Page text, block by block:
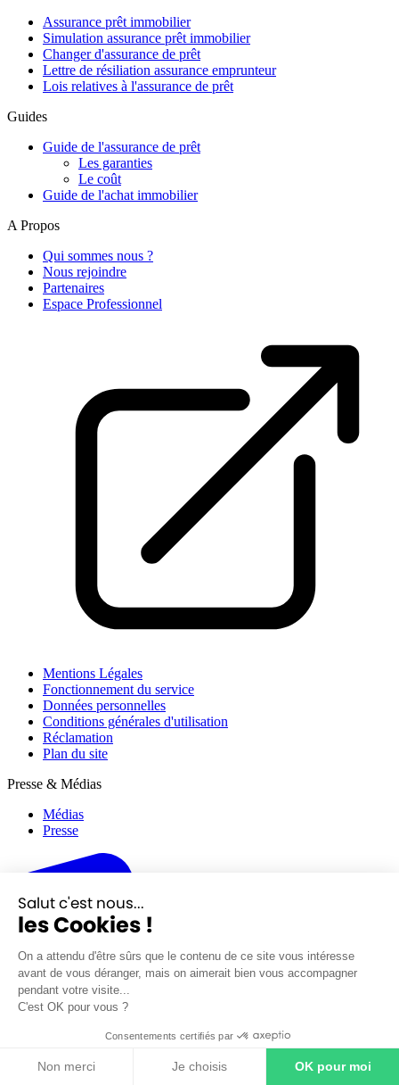
Assurance prêt immobilier
Simulation assurance prêt immobilier
Changer d'assurance de prêt
Lettre de résiliation assurance emprunteur
Lois relatives à l'assurance de prêt
Guides
Guide de l'assurance de prêt
Les garanties
Le coût
Guide de l'achat immobilier
A Propos
Qui sommes nous ?
Nous rejoindre
Partenaires
Espace Professionnel
Mentions Légales
Fonctionnement du service
Données personnelles
Conditions générales d'utilisation
Réclamation
Plan du site
Presse & Médias
Médias
Presse
Salut c'est nous...
les Cookies !
On a attendu d'être sûrs que le contenu de ce site vous intéresse
avant de vous déranger, mais on aimerait bien vous accompagner
pendant votre visite...
C'est OK pour vous ?
Consentements certifiés par
Non merci Je choisis OK pour moi